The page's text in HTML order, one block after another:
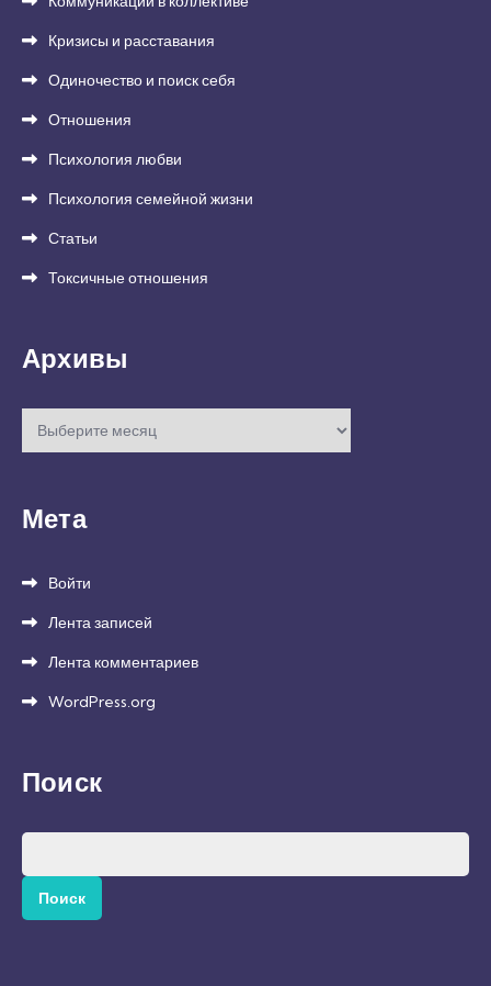
Кризисы и расставания
Одиночество и поиск себя
Отношения
Психология любви
Психология семейной жизни
Статьи
Токсичные отношения
Архивы
Архивы
Мета
Войти
Лента записей
Лента комментариев
WordPress.org
Поиск